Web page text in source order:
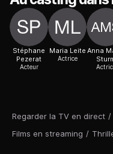
Regarder la TV en direct /
Films en streaming /
Stéphane
Pezerat
Acteur
Maria Leite
Actrice
Anna